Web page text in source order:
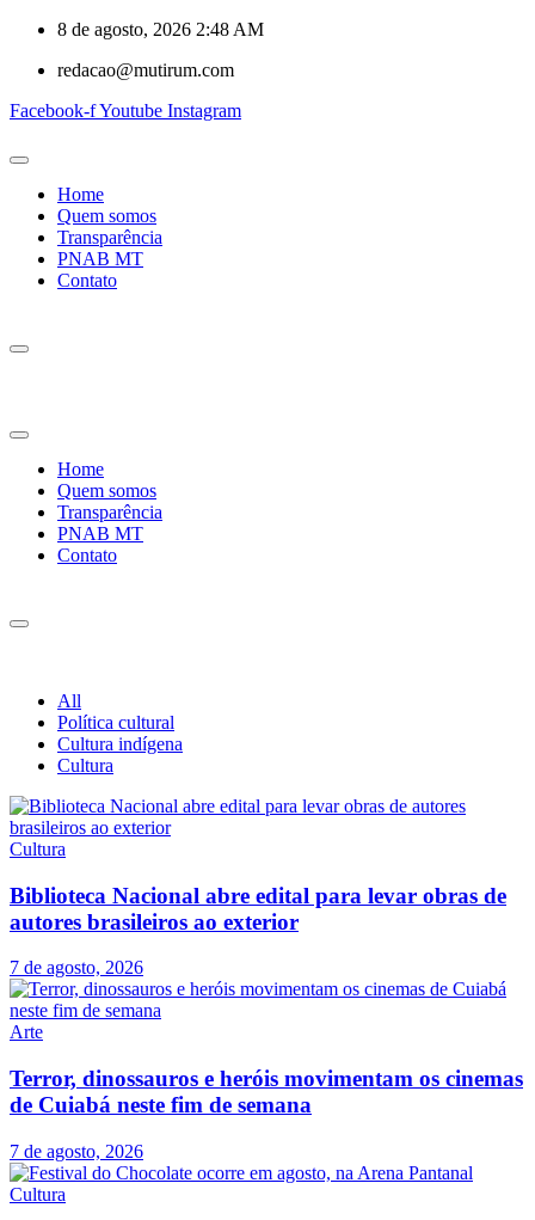
8 de agosto, 2026 2:48 AM
redacao@mutirum.com
Facebook-fYoutube Instagram
Home
Quem somos
Transparência
PNAB MT
Contato
Home
Quem somos
Transparência
PNAB MT
Contato
All
Política cultural
Cultura indígena
Cultura
Cultura
Biblioteca Nacional abre edital para levar obras de
autores brasileiros ao exterior
7 de agosto, 2026
Arte
Terror, dinossauros e heróis movimentam os cinemas
de Cuiabá neste fim de semana
7 de agosto, 2026
Cultura